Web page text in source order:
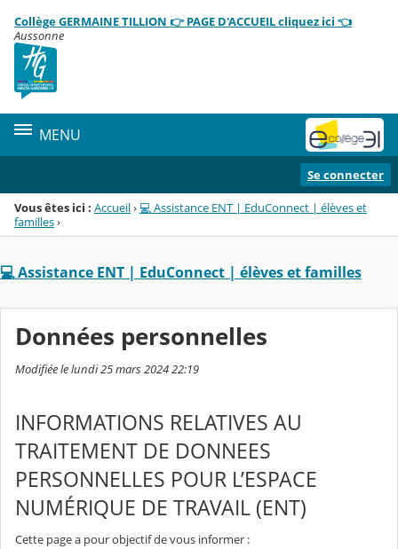
Menu de la rubrique
Contenu
Collège GERMAINE TILLION 👉 PAGE D'ACCUEIL cliquez ici 👈
Aussonne
MENU
Se connecter
Vous êtes ici : Accueil› 💻 Assistance ENT | EduConnect | élèves et
familles›
💻 Assistance ENT | EduConnect | élèves et familles
Données personnelles
Modifiée le lundi 25 mars 2024 22:19
INFORMATIONS RELATIVES AU
TRAITEMENT DE DONNEES
PERSONNELLES POUR L’ESPACE
NUMÉRIQUE DE TRAVAIL (ENT)
Cette page a pour objectif de vous informer :